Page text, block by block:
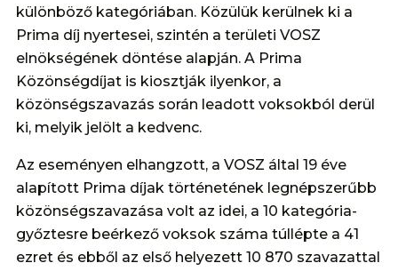
különböző kategóriában. Közülük kerülnek ki a
Prima díj nyertesei, szintén a területi VOSZ
elnökségének döntése alapján. A Prima
Közönségdíjat is kiosztják ilyenkor, a
közönségszavazás során leadott voksokból derül
ki, melyik jelölt a kedvenc.
Az eseményen elhangzott, a VOSZ által 19 éve
alapított Prima díjak történetének legnépszerűbb
közönségszavazása volt az idei, a 10 kategória-
győztesre beérkező voksok száma túllépte a 41
ezret és ebből az első helyezett 10 870 szavazattal